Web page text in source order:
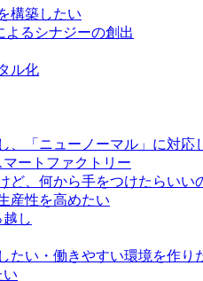
構築したい
よるシナジーの創出
ル化
、「ニューノーマル」に対応
ートファクトリー
ど、何から手をつけたらいい
産性を高めたい
し
たい・働きやすい環境を作り
い